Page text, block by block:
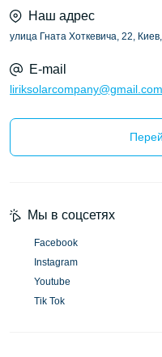
Наш адрес
улица Гната Хоткевича, 22,
E-mail
liriksolarcompany@gmail.com
Мы в соцсетях
Facebook
Instagram
Youtube
Tik Tok